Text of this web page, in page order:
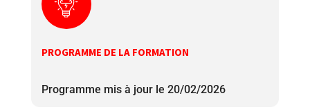
PROGRAMME DE LA FORMATION
Programme mis à jour le 20/02/2026